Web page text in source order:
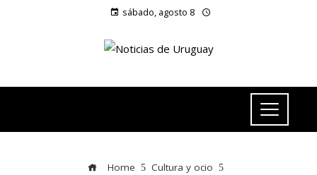
sábado, agosto 8
Home
Cultura y ocio